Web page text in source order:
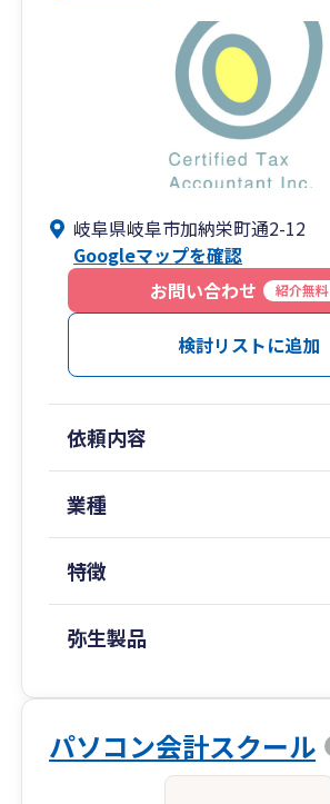
に対応させていただきます。
岐阜県岐阜市加納栄町通2-12
Googleマップを確認
お問い合わせ
紹介無料
検討リストに追加
依頼内容
業種
特徴
弥生製品
パソコン会計スクール